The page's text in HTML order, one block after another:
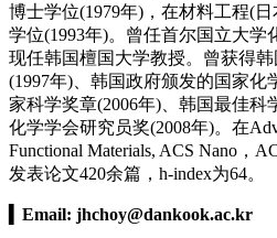
博士学位(1979年)，在材料工程(
学位(1993年)。曾任首尔国立大学
现任韩国檀国大学教授。曾获得
(1997年)、韩国政府颁发的国家化
家科学奖章(2006年)、韩国最佳科
化学学会研究员奖(2008年)。在
Functional Materials, ACS Nano，
发表论文420余篇，h-index为64。
Email: jhchoy@dankook.ac.kr